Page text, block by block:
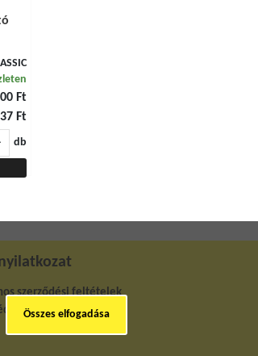
Ft
Ft
db
szerződési feltételek
nyilatkozat
Összes elfogadása